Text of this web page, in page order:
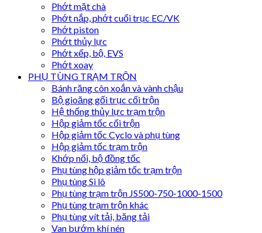
Phớt mặt chà
Phớt nắp, phớt cuối trục EC/VK
Phớt piston
Phớt thủy lực
Phớt xếp, bộ, EVS
Phớt xoay
PHỤ TÙNG TRẠM TRỘN
Bánh răng côn xoắn và vành chậu
Bộ gioăng gối trục cối trộn
Hệ thống thủy lực trạm trộn
Hộp giảm tốc cối trộn
Hộp giảm tốc Cyclo và phụ tùng
Hộp giảm tốc trạm trộn
Khớp nối, bộ đồng tốc
Phụ tùng hộp giảm tốc trạm trộn
Phụ tùng Si lô
Phụ tùng trạm trộn JS500-750-1000-1500
Phụ tùng trạm trộn khác
Phụ tùng vít tải, băng tải
Van bướm khí nén